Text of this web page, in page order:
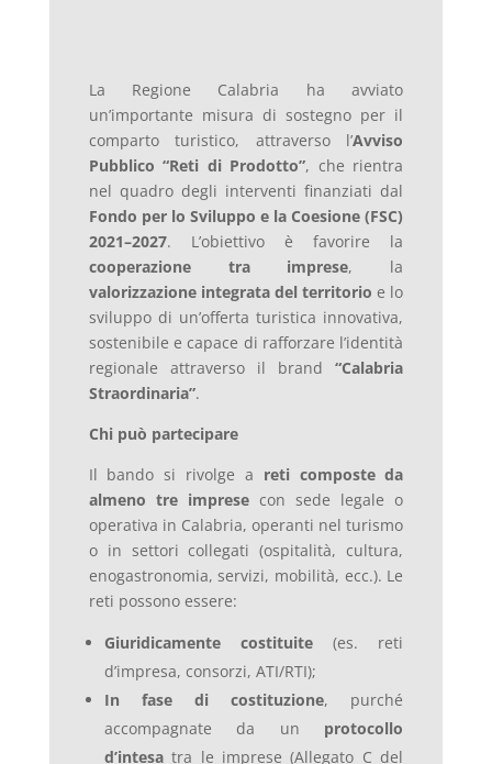
La Regione Calabria ha avviato
un’importante misura di sostegno per il
comparto turistico, attraverso l’Avviso
Pubblico “Reti di Prodotto”, che rientra
nel quadro degli interventi finanziati dal
Fondo per lo Sviluppo e la Coesione (FSC)
2021–2027. L’obiettivo è favorire la
cooperazione tra imprese, la
valorizzazione integrata del territorio e lo
sviluppo di un’offerta turistica innovativa,
sostenibile e capace di rafforzare l’identità
regionale attraverso il brand“Calabria
Straordinaria”.
Chi può partecipare
Il bando si rivolge a reti composte da
almeno tre impresecon sede legale o
operativa in Calabria, operanti nel turismo
o in settori collegati (ospitalità, cultura,
enogastronomia, servizi, mobilità, ecc.). Le
reti possono essere:
Giuridicamente costituite(es. reti
d’impresa, consorzi, ATI/RTI);
In fase di costituzione, purché
accompagnate da un protocollo
d’intesatra le imprese (Allegato C del